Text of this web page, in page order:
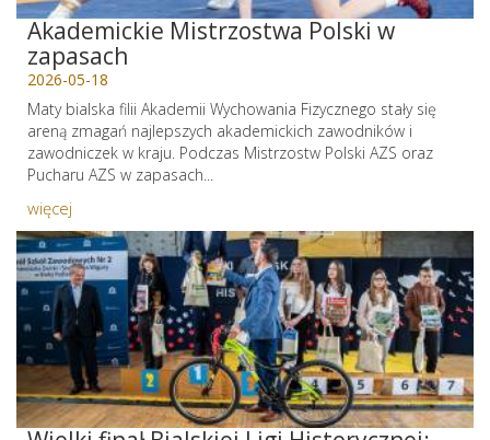
Akademickie Mistrzostwa Polski w
zapasach
2026-05-18
Maty bialska filii Akademii Wychowania Fizycznego stały się
areną zmagań najlepszych akademickich zawodników i
zawodniczek w kraju. Podczas Mistrzostw Polski AZS oraz
Pucharu AZS w zapasach...
więcej